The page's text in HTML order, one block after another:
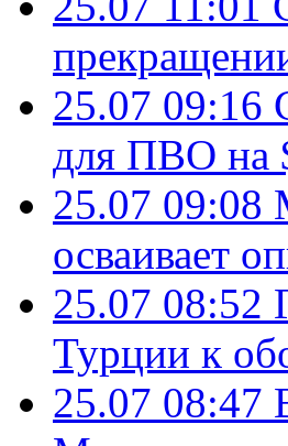
25.07 09:16
для ПВО на
25.07 09:08
осваивает
25.07 08:52
Турции к
25.07 08:47